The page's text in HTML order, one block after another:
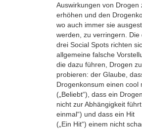
Auswirkungen von Drogen
erhöhen und den
wo auch immer sie
werden, zu verringern. Die
drei Social Spots richten
allgemeine falsche
die dazu führen, Drogen zu
probieren: der Glaube,
Drogenkonsum einen cool
(„Beliebt“), dass ein
nicht zur Abhängigkeit
einmal“) und dass ein Hit
(„Ein Hit“) einem nicht